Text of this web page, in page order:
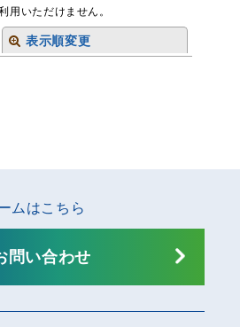
用いただけません。
表示順変更
ムはこちら
問い合わせ